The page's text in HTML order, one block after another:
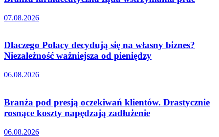
07.08.2026
Dlaczego Polacy decydują się na własny biznes?
Niezależność ważniejsza od pieniędzy
06.08.2026
Branża pod presją oczekiwań klientów. Drastycznie
rosnące koszty napędzają zadłużenie
06.08.2026